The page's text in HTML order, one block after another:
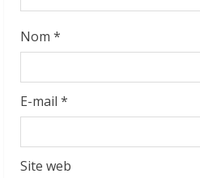
Nom *
E-mail *
Site web